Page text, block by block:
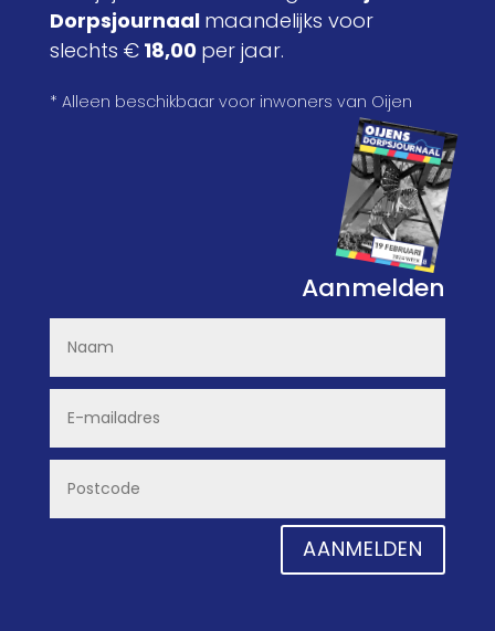
Dorpsjournaal maandelijks voor
slechts €18,00 per jaar.
* Alleen beschikbaar voor inwoners van Oijen
Aanmelden
AANMELDEN